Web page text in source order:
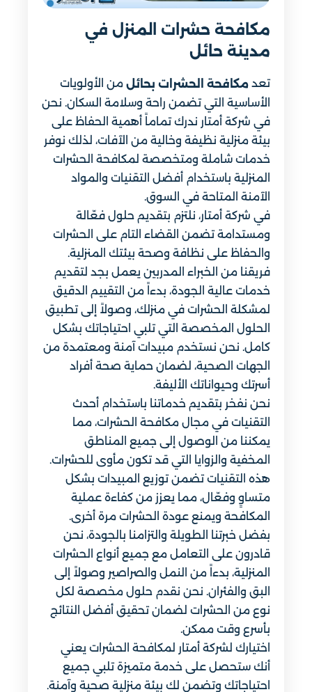
مكافحة حشرات المنزل في
مدينة حائل
تعد مكافحة الحشرات بحائل من الأولويات
الأساسية التي تضمن راحة وسلامة السكان. نحن
في شركة أمتار ندرك تماماً أهمية الحفاظ على
بيئة منزلية نظيفة وخالية من الآفات، لذلك نوفر
خدمات شاملة ومتخصصة لمكافحة الحشرات
المنزلية باستخدام أفضل التقنيات والمواد
الآمنة المتاحة في السوق.
في شركة أمتار، نلتزم بتقديم حلول فعّالة
ومستدامة تضمن القضاء التام على الحشرات
والحفاظ على نظافة وصحة بيئتك المنزلية.
فريقنا من الخبراء المدربين يعمل بجد لتقديم
خدمات عالية الجودة، بدءاً من التقييم الدقيق
لمشكلة الحشرات في منزلك، وصولاً إلى تطبيق
الحلول المخصصة التي تلبي احتياجاتك بشكل
كامل. نحن نستخدم مبيدات آمنة ومعتمدة من
الجهات الصحية، لضمان حماية صحة أفراد
أسرتك وحيواناتك الأليفة.
نحن نفخر بتقديم خدماتنا باستخدام أحدث
التقنيات في مجال مكافحة الحشرات، مما
يمكننا من الوصول إلى جميع المناطق
المخفية والزوايا التي قد تكون مأوى للحشرات.
هذه التقنيات تضمن توزيع المبيدات بشكل
متساوٍ وفعّال، مما يعزز من كفاءة عملية
المكافحة ويمنع عودة الحشرات مرة أخرى.
بفضل خبرتنا الطويلة والتزامنا بالجودة، نحن
قادرون على التعامل مع جميع أنواع الحشرات
المنزلية، بدءاً من النمل والصراصير وصولاً إلى
البق والفئران. نحن نقدم حلول مخصصة لكل
نوع من الحشرات لضمان تحقيق أفضل النتائج
بأسرع وقت ممكن.
اختيارك لشركة أمتار لمكافحة الحشرات يعني
أنك ستحصل على خدمة متميزة تلبي جميع
احتياجاتك وتضمن لك بيئة منزلية صحية وآمنة.